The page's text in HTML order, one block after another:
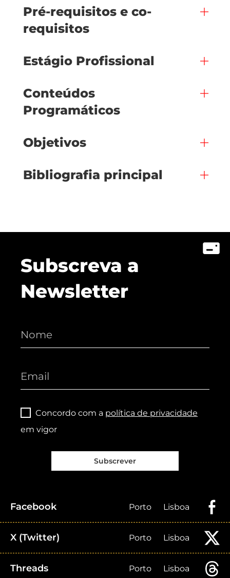
Pré-requisitos e co-
requisitos
Estágio Profissional
Conteúdos
Programáticos
Objetivos
Bibliografia principal
Subscreva a
Newsletter
Concordo com a política de privacidade
em vigor
Subscrever
Facebook Porto Lisboa
X (Twitter) Porto Lisboa
Threads Porto Lisboa